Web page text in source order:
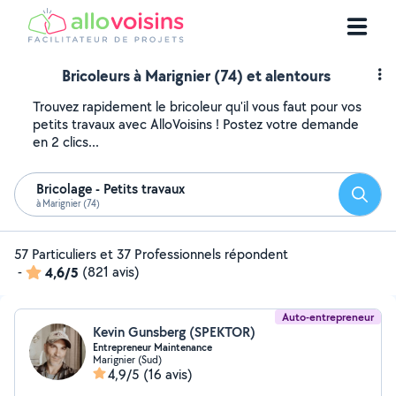
Bricoleurs à Marignier (74) et alentours
Trouvez rapidement le bricoleur qu'il vous faut pour vos
petits travaux avec AlloVoisins ! Postez votre demande
en 2 clics...
Bricolage - Petits travaux
à Marignier (74)
57 Particuliers et 37 Professionnels répondent
-
4,6/5 (821 avis)
Auto-entrepreneur
Kevin Gunsberg (SPEKTOR)
Entrepreneur Maintenance
Marignier (Sud)
4,9/5 (16 avis)